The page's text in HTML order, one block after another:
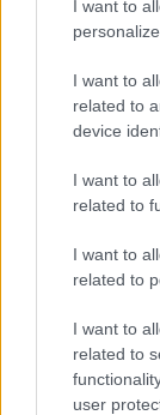
I want to
I want to
related to
device
I want to
related to
I want to
related to
I want to
related to
user
Το